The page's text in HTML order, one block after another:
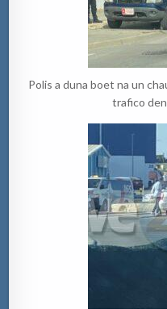
Polis a duna boet na un
trafico